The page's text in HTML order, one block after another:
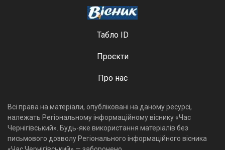
Табло ID
Проєкти
Про нас
Всі права на матеріали, опубліковані на даному ресурсі,
належать Регіональному інформаційному віснику «Час
Чернігівський». Будь-яке використання матеріалів без
письмового дозволу Регіонального інформаційного вісника